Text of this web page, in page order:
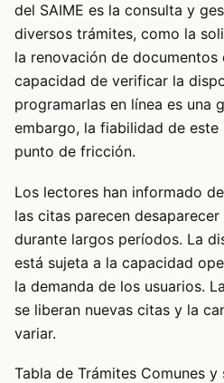
del SAIME es la consulta y
diversos trámites, como la
la renovación de documentos
capacidad de verificar la
programarlas en línea es una
embargo, la fiabilidad de este
punto de fricción.
Los lectores han informado
las citas parecen
durante largos períodos. La
está sujeta a la capacidad
la demanda de los usuarios.
se liberan nuevas citas y la
variar.
Tabla de Trámites Comunes y